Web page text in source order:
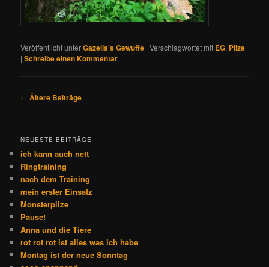
Veröffentlicht unterGazella's Gewuffe |Verschlagwortet mit EG, Pilze
|Schreibe einen Kommentar
Beitrags-
← Ältere Beiträge
NEUESTE BEITRÄGE
ich kann auch nett
Ringtraining
nach dem Training
mein erster Einsatz
Monsterpilze
Pause!
Anna und die Tiere
rot rot rot ist alles was ich habe
Montag ist der neue Sonntag